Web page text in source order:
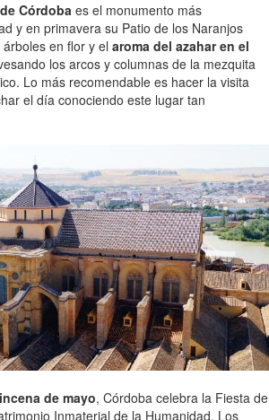
Córdoba es el monumento más
y en primavera su Patio de los Naranjos
en flor y el aroma del azahar en el
los arcos y columnas de la mezquita
Lo más recomendable es hacer la visita
el día conociendo este lugar tan
de mayo, Córdoba celebra la Fiesta de
Inmaterial de la Humanidad. Los